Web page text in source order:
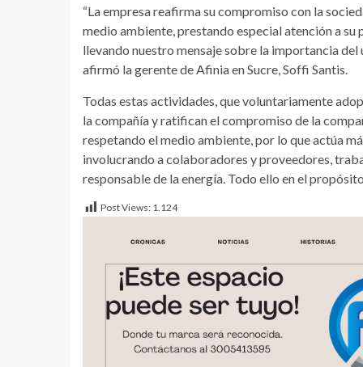
“La empresa reafirma su compromiso con la
medio ambiente, prestando especial atención a
llevando nuestro mensaje sobre la importancia del
afirmó la gerente de Afinia en Sucre, Soffi Santis.
Todas estas actividades, que voluntariamente
la compañía y ratifican el compromiso de la
respetando el medio ambiente, por lo que actúa
involucrando a colaboradores y proveedores,
responsable de la energía. Todo ello en el
Post Views: 1.124